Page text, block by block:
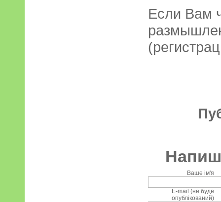
Если Вам
Ваше ім'я
E-mail (не буде
опублікований)